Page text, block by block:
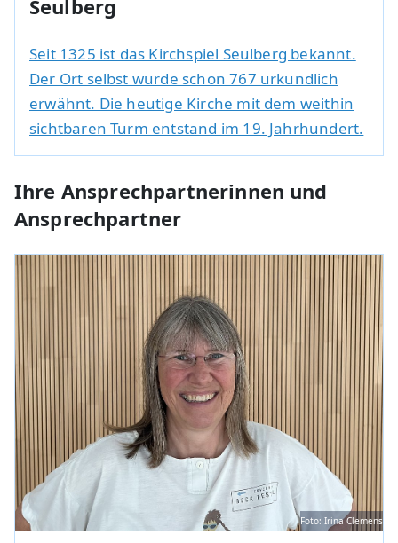
Seulberg
Seit 1325 ist das Kirchspiel Seulberg bekannt.
Der Ort selbst wurde schon 767 urkundlich
erwähnt. Die heutige Kirche mit dem weithin
sichtbaren Turm entstand im 19. Jahrhundert.
Ihre Ansprechpartnerinnen und
Ansprechpartner
Foto: Irina Clemens